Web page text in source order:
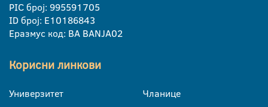
PIC број: 995591705
ID број: E10186843
Еразмус код: BA BANJA02
Корисни линкови
Универзитет
Чланице